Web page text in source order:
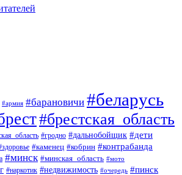
#армия #барановичи #беларусь
#брестская_область
#гродно #дальнобойщик #дети
#каменец #кобрин #контрабанда
#минск #минская_область #мото
#наркотик #недвижимость #очередь #пинск